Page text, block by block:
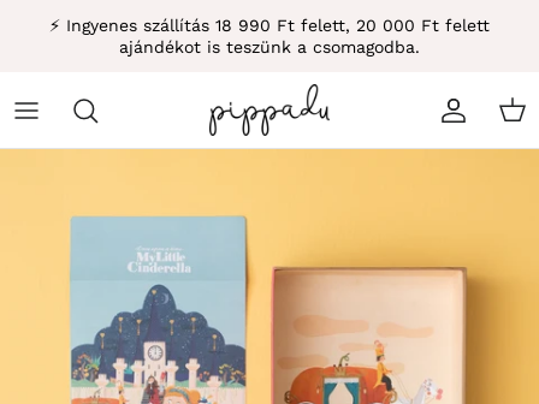
Átugrás⚡ Ingyenes szállítás 18 990 Ft felett, 20 000 Ft felett
ajándékot is teszünk a csomagodba.